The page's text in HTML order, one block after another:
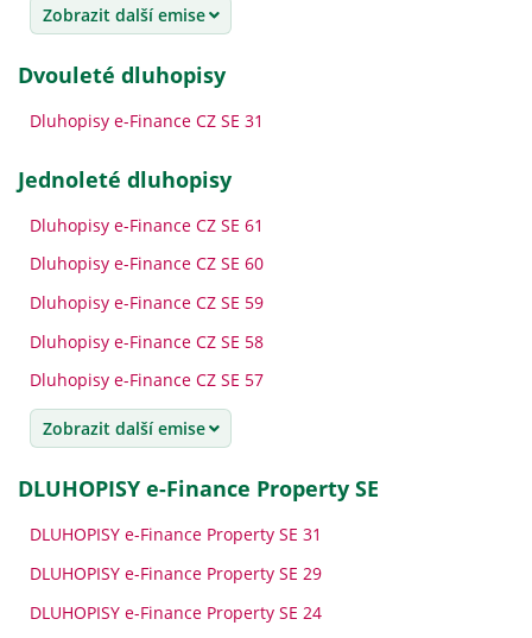
Zobrazit další emise
dvouleté dluhopisy
Dluhopisy e-Finance CZ SE 31
jednoleté dluhopisy
Dluhopisy e-Finance CZ SE 61
Dluhopisy e-Finance CZ SE 60
Dluhopisy e-Finance CZ SE 59
Dluhopisy e-Finance CZ SE 58
Dluhopisy e-Finance CZ SE 57
Zobrazit další emise
DLUHOPISY e-Finance Property SE
DLUHOPISY e-Finance Property SE 31
DLUHOPISY e-Finance Property SE 29
DLUHOPISY e-Finance Property SE 24